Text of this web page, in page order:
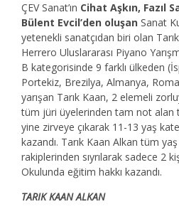
ÇEV Sanat’ın Cihat Aşkın, Fazıl
Bülent Evcil’den oluşan Sanat
yetenekli sanatçıdan biri olan
Herrero Uluslararası Piyano
B kategorisinde 9 farklı ülkeden
Portekiz, Brezilya, Almanya,
yarışan Tarık Kaan, 2 elemeli
tüm jüri üyelerinden tam not alan
yine zirveye çıkarak 11-13 yaş
kazandı. Tarık Kaan Alkan tüm
rakiplerinden sıyrılarak sadece 2
Okulunda eğitim hakkı kazandı.
TARIK KAAN ALKAN